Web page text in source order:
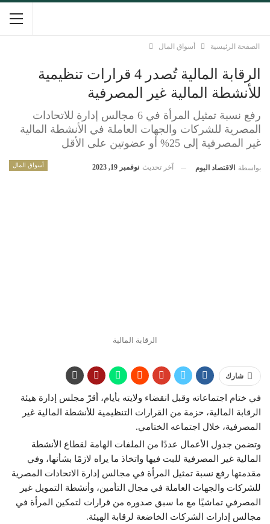
الصفحة الرئيسية أسواق المال
الرقابة المالية تُصدر 4 قرارات تنظيمية
للأنشطة المالية غير المصرفية
رفع نسبة تمثيل المرأة في 6 مجالس إدارة للاتحادات
المصرية للشركات والجهات العاملة في الأنشطة المالية
غير المصرفية إلى 25% أو عضوتين على الأقل
أسواق المال بواسطة الاقتصاد اليوم آخر تحديث نوفمبر 19, 2023
الرقابة المالية
شارك
في ختام اجتماعاته وقبل انقضاء ولايته بأيام، أقرّ مجلس إدارة هيئة
الرقابة المالية، حزمة من القرارات التنظيمية للأنشطة المالية غير
المصرفية، خلال اجتماعه الختامي.
وتضمن جدول الأعمال عددًا من الملفات الهامة لقطاع الأنشطة
المالية غير المصرفية للبت فيها واتخاذ ما يراه لازمًا بشأنها، وفي
مقدمتها رفع نسبة تمثيل المرأة في مجالس إدارة الاتحادات المصرية
للشركات والجهات العاملة في مجال التأمين، وأنشطة التمويل غير
المصرفي تماشيًا مع ما سبق صدوره من قرارات لتمكين المرأة في
مجالس إدارات الشركات الخاضعة لرقابة الهيئة.